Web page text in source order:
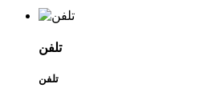
تلفن
تلفن